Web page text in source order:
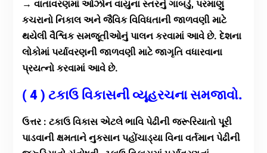
→ વાતાવરણમાં ઓઝોન વાયુના સ્તરનું ગાબડું, પરમાણુ
કચરાનો નિકાલ અને જૈવિક વિવિધતાની જાળવણી માટે
થયેલી વૈશ્વિક સમજૂતીઓનું પાલન કરવામાં આવે છે. દેશના
લોકોમાં પર્યાવરણની જાળવણી માટે જાગૃતિ વધારવાના
પ્રયત્નો કરવામાં આવે છે.
( 4 ) ટકાઉ વિકાસની વ્યૂહરચના સમજાવો.
ઉત્તર : ટકાઉ વિકાસ એટલે ભાવિ પેઢીની જરૂરિયાતો પૂરી
પાડવાની ક્ષમતાને નુકસાન પહોંચાડ્યા વિના વર્તમાન પેઢીની